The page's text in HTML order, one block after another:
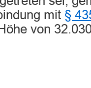
mit §
von